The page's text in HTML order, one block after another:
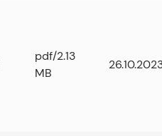
pdf/2.13
MB